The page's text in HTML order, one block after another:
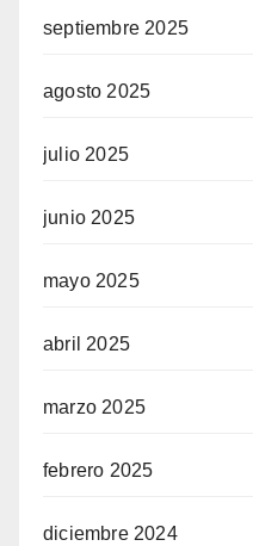
septiembre 2025
agosto 2025
julio 2025
junio 2025
mayo 2025
abril 2025
marzo 2025
febrero 2025
diciembre 2024